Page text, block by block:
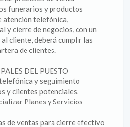
funerarios y productos
atención telefónica,
y cierre de negocios, con un
cliente, deberá cumplir las
de clientes.
DEL PUESTO
y seguimiento
y clientes potenciales.
Planes y Servicios
de ventas para cierre efectivo